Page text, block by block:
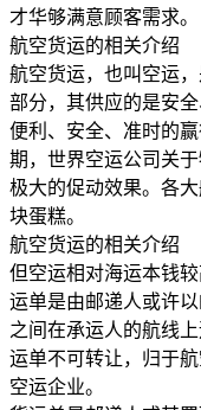
才华够满意顾客需求。
航空货运的相关介绍
航空货运，也叫空运
部分，其供应的是安
便利、安全、准时的
期，世界空运公司关
极大的促动效果。各
块蛋糕。
航空货运的相关介绍
但空运相对海运本钱
运单是由邮递人或许
之间在承运人的航线
运单不可转让，归于
空运企业。